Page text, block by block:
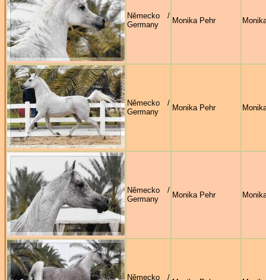
Německo /
Germany
Monika Pehr
Německo /
Germany
Monika Pehr
Německo /
Germany
Monika Pehr
Německo /